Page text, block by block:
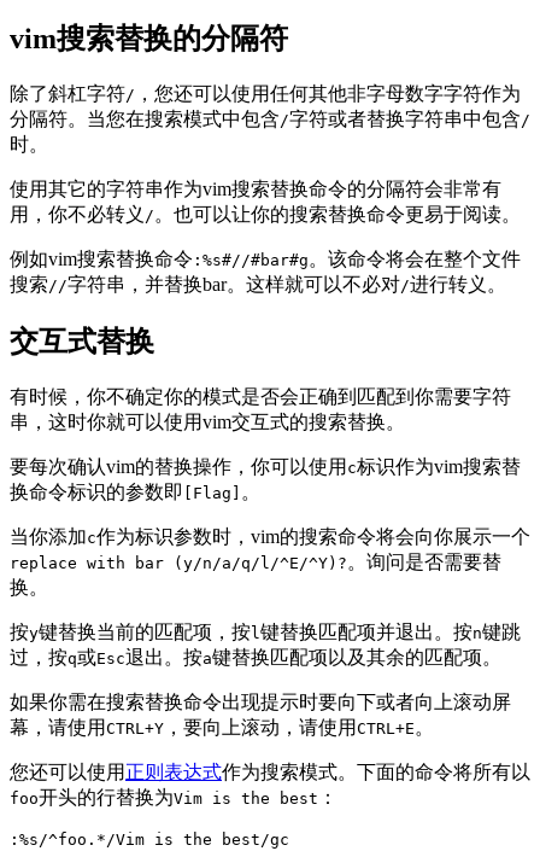
vim搜索替换的分隔符
除了斜杠字符/ ，您还可以使用任何其他非字母数字字符作为
分隔符。当您在搜索模式中包含/字符或者替换字符串中包含/
时。
使用其它的字符串作为vim搜索替换命令的分隔符会非常有
用，你不必转义 / 。也可以让你的搜索替换命令更易于阅读。
例如vim搜索替换命令 :%s#//#bar#g 。该命令将会在整个文件
搜索//字符串，并替换bar。这样就可以不必对/进行转义。
交互式替换
有时候，你不确定你的模式是否会正确到匹配到你需要字符
串，这时你就可以使用vim交互式的搜索替换。
要每次确认vim的替换操作，你可以使用 c标识作为vim搜索替
换命令标识的参数即
[Flag] 。
当你添加c作为标识参数时，vim的搜索命令将会向你展示一个
replace with bar (y/n/a/q/l/^E/^Y)? 。询问是否需要替
换。
按y键替换当前的匹配项，按l键替换匹配项并退出。按n键跳
过，按q或Esc退出。按a键替换匹配项以及其余的匹配项。
如果你需在搜索替换命令出现提示时要向下或者向上滚动屏
幕，请使用 CTRL+Y ，要向上滚动，请使用 CTRL+E 。
您还可以使用 正则表达式作为搜索模式。下面的命令将所有以
foo开头的行替换为Vim is the best ：